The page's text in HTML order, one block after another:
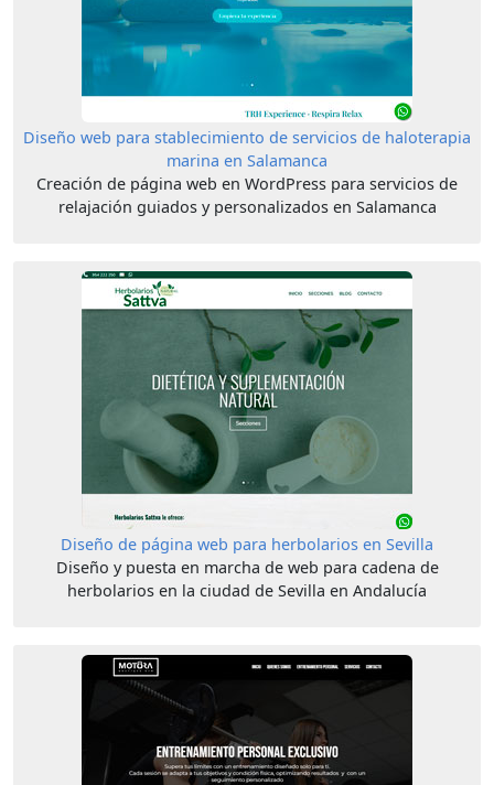
Diseño web para stablecimiento de servicios de haloterapia
marina en Salamanca
Creación de página web en WordPress para servicios de
relajación guiados y personalizados en Salamanca
Diseño de página web para herbolarios en Sevilla
Diseño y puesta en marcha de web para cadena de
herbolarios en la ciudad de Sevilla en Andalucía